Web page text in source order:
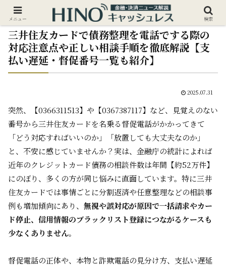
三井住友カードで債務整理を電話でする際の
対応注意点や正しい相談手順を徹底解説【支
払い遅延・督促番号一覧も紹介】
2025.07.31
突然、【0366311513】や【0367387117】など、見覚えのない
番号から三井住友カードを名乗る督促電話がかかってきて
――「どう対応すればいいのか」「放置しても大丈夫なのか」
と、不安に感じていませんか？実は、金融庁の統計によれば
近年のクレジットカード債務の相談件数は年間【約52万件】
にのぼり、多くの方が同じ悩みに直面しています。特に三井
住友カードでは事情ごとに分割返済や任意整理などの相談事
例も増加傾向にあり、 無視や誤対応が原因で一括請求やカー
ド停止、信用情報のブラックリスト登録につながるケースも
少なくありません。
督促電話の正体や、本物と詐欺電話の見分け方、支払い遅延
メニュー 検索